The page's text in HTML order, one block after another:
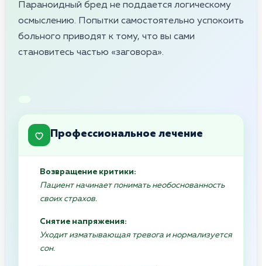
Параноидный бред не поддается логическому
осмыслению. Попытки самостоятельно успокоить
больного приводят к тому, что вы сами
становитесь частью «заговора».
Профессиональное лечение
Возвращение критики:
Пациент начинает понимать необоснованность
своих страхов.
Снятие напряжения:
Уходит изматывающая тревога и нормализуется
сон.